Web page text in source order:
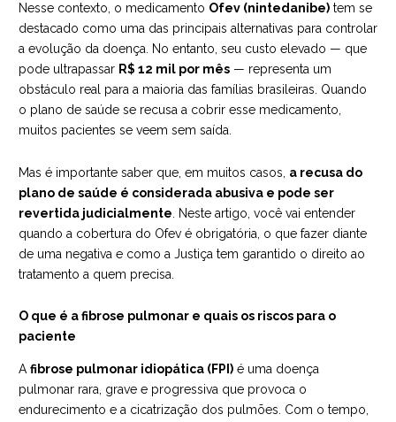
Nesse contexto, o medicamento Ofev (nintedanibe) tem se
destacado como uma das principais alternativas para controlar
a evolução da doença. No entanto, seu custo elevado — que
pode ultrapassar R$ 12 mil por mês — representa um
obstáculo real para a maioria das famílias brasileiras. Quando
o plano de saúde se recusa a cobrir esse medicamento,
muitos pacientes se veem sem saída.
Mas é importante saber que, em muitos casos, a recusa do
plano de saúde é considerada abusiva e pode ser
revertida judicialmente . Neste artigo, você vai entender
quando a cobertura do Ofev é obrigatória, o que fazer diante
de uma negativa e como a Justiça tem garantido o direito ao
tratamento a quem precisa.
O que é a fibrose pulmonar e quais os riscos para o
paciente
A fibrose pulmonar idiopática (FPI) é uma doença
pulmonar rara, grave e progressiva que provoca o
endurecimento e a cicatrização dos pulmões. Com o tempo,